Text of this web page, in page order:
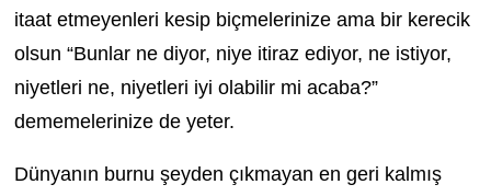
itaat etmeyenleri kesip biçmelerinize ama bir kerecik
olsun “Bunlar ne diyor, niye itiraz ediyor, ne istiyor,
niyetleri ne, niyetleri iyi olabilir mi acaba?”
dememelerinize de yeter.
Dünyanın burnu şeyden çıkmayan en geri kalmış